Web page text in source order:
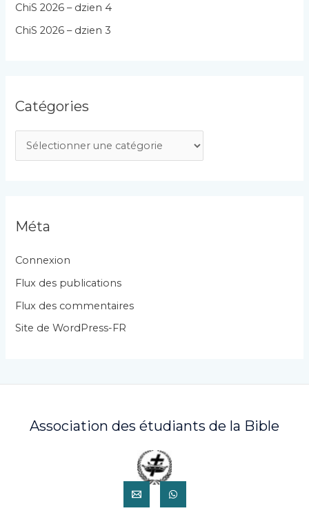
ChiS 2026 – dzien 4
ChiS 2026 – dzien 3
Catégories
a
g
r
i
e
Méta
Connexion
Flux des publications
Flux des commentaires
Site de WordPress-FR
Association des étudiants de la Bible